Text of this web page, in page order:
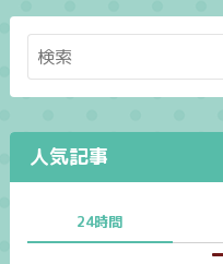
人気記事
24時間